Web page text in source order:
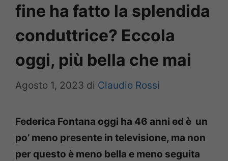
fine ha fatto la splendida
conduttrice? Eccola
oggi, più bella che mai
Agosto 1, 2023 di Claudio Rossi
Federica Fontana oggi ha 46 anni ed è un
po’ meno presente in televisione, ma non
per questo è meno bella e meno seguita